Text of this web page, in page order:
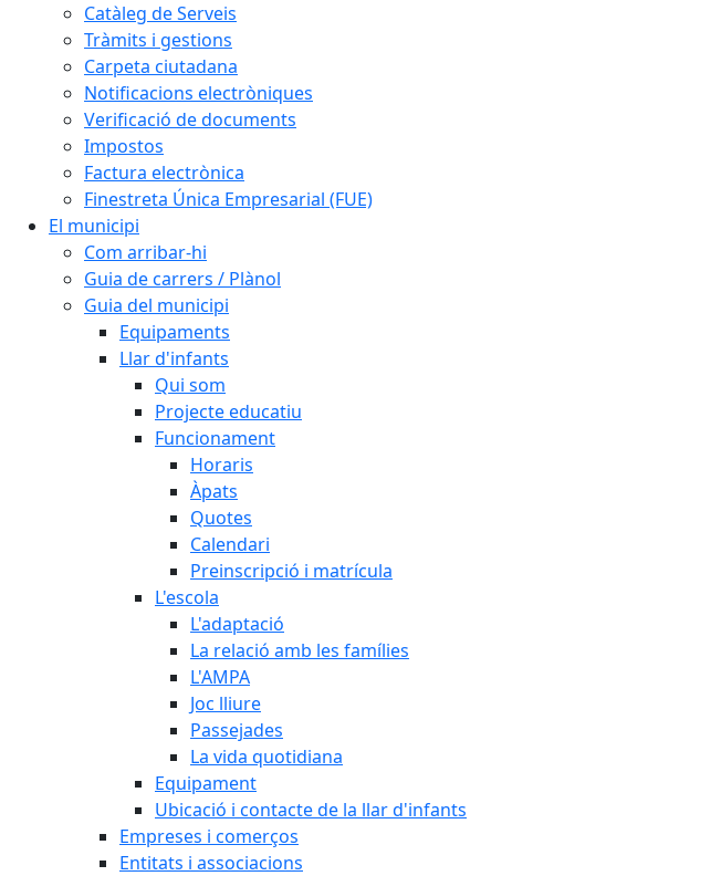
Catàleg de Serveis
Tràmits i gestions
Carpeta ciutadana
Notificacions electròniques
Verificació de documents
Impostos
Factura electrònica
Finestreta Única Empresarial (FUE)
El municipi
Com arribar-hi
Guia de carrers / Plànol
Guia del municipi
Equipaments
Llar d'infants
Qui som
Projecte educatiu
Funcionament
Horaris
Àpats
Quotes
Calendari
Preinscripció i matrícula
L'escola
L'adaptació
La relació amb les famílies
L'AMPA
Joc lliure
Passejades
La vida quotidiana
Equipament
Ubicació i contacte de la llar d'infants
Empreses i comerços
Entitats i associacions